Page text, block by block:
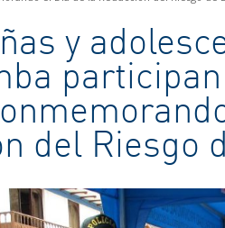
y
del Riesgo